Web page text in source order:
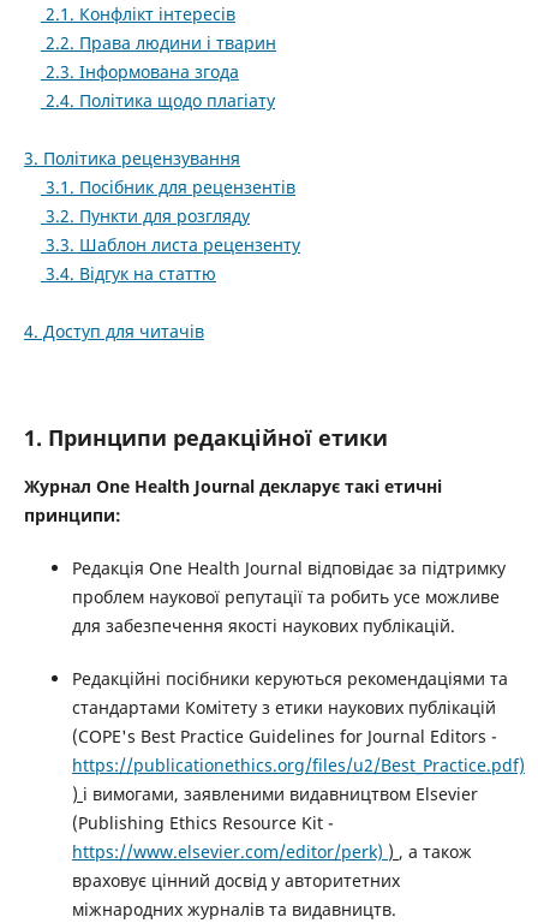
2.1. Конфлікт інтересів
2.2. Права людини і тварин
2.3. Інформована згода
2.4. Політика щодо плагіату
3. Політика рецензування
3.1. Посібник для рецензентів
3.2. Пункти для розгляду
3.3. Шаблон листа рецензенту
3.4. Відгук на статтю
4. Доступ для читачів
1. Принципи редакційної етики
Журнал One Health Journal декларує такі етичні
принципи:
Редакція One Health Journal відповідає за підтримку
проблем наукової репутації та робить усе можливе
для забезпечення якості наукових публікацій.
Редакційні посібники керуються рекомендаціями та
стандартами Комітету з етики наукових публікацій
(COPE's Best Practice Guidelines for Journal Editors -
https://publicationethics.org/files/u2/Best_Practice.pdf)
) і вимогами, заявленими видавництвом Elsevier
(Publishing Ethics Resource Kit -
https://www.elsevier.com/editor/perk) ) , а також
враховує цінний досвід у авторитетних
міжнародних журналів та видавництв.